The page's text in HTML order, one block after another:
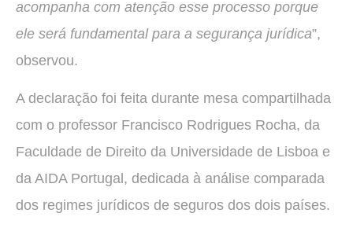
acompanha com atenção esse processo porque
ele será fundamental para a segurança jurídica”,
observou.
A declaração foi feita durante mesa compartilhada
com o professor Francisco Rodrigues Rocha, da
Faculdade de Direito da Universidade de Lisboa e
da AIDA Portugal, dedicada à análise comparada
dos regimes jurídicos de seguros dos dois países.